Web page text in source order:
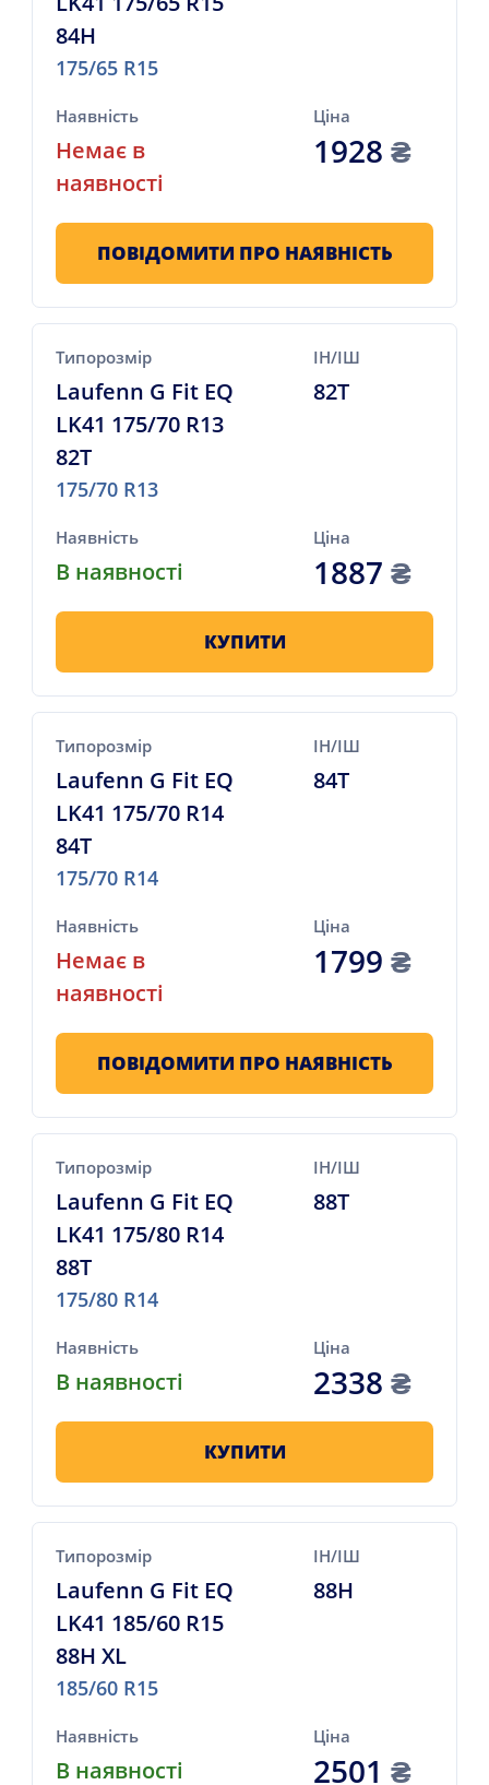
84H
175/65 R15
Наявність
Немає в
наявності
Ціна
1928₴
ПОВІДОМИТИ ПРО НАЯВНІСТЬ
Типорозмір
Laufenn G Fit EQ
LK41 175/70 R13
82T
175/70 R13
ІН/ІШ
82T
Наявність
В наявності
Ціна
1887₴
КУПИТИ
Типорозмір
Laufenn G Fit EQ
LK41 175/70 R14
84T
175/70 R14
ІН/ІШ
84T
Наявність
Немає в
наявності
Ціна
1799₴
ПОВІДОМИТИ ПРО НАЯВНІСТЬ
Типорозмір
Laufenn G Fit EQ
LK41 175/80 R14
88T
175/80 R14
ІН/ІШ
88T
Наявність
В наявності
Ціна
2338₴
КУПИТИ
Типорозмір
Laufenn G Fit EQ
LK41 185/60 R15
88H XL
185/60 R15
ІН/ІШ
88H
Наявність
В наявності
Ціна
2501₴